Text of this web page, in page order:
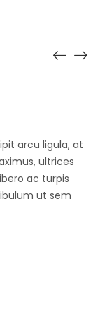
arcu ligula, at
ultrices
ac turpis
ut sem